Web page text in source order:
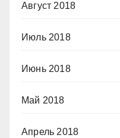
Август 2018
Июль 2018
Июнь 2018
Май 2018
Апрель 2018